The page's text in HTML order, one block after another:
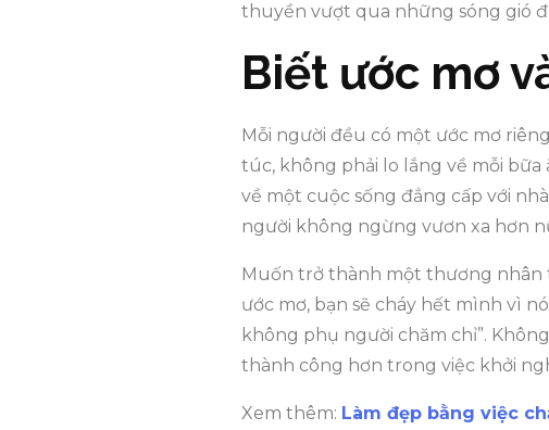
thuyền vượt qua những sóng gió
Biết ước mơ
Mỗi người đều có một ước mơ
túc, không phải lo lắng về mỗi
về một cuộc sống đẳng cấp với
người không ngừng vươn xa hơn
Muốn trở thành một thương nhân
ước mơ, bạn sẽ cháy hết mình vì
không phụ người chăm chỉ”.
thành công hơn trong việc khởi
Xem thêm: Làm đẹp bằng việc